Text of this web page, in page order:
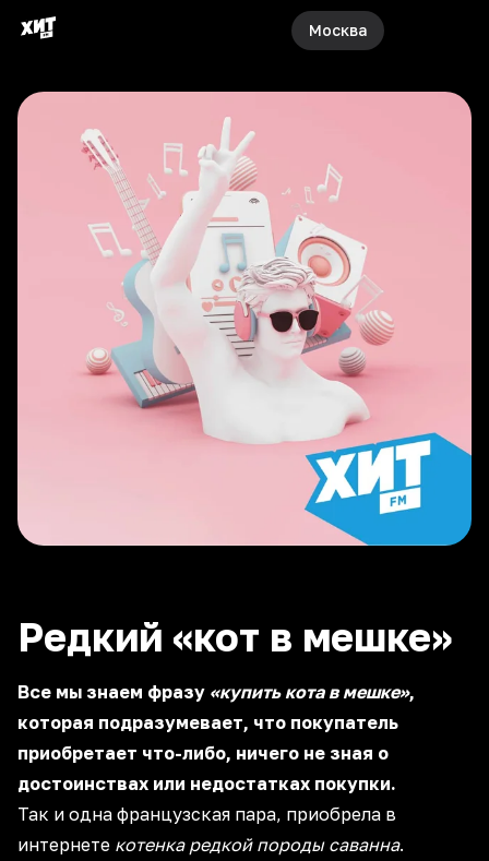
Москва
Редкий «кот в мешке»
Все мы знаем фразу «купить кота в мешке»,
которая подразумевает, что покупатель
приобретает что-либо, ничего не зная о
достоинствах или недостатках покупки.
Так и одна французская пара, приобрела в
интернете котенка редкой породы саванна.